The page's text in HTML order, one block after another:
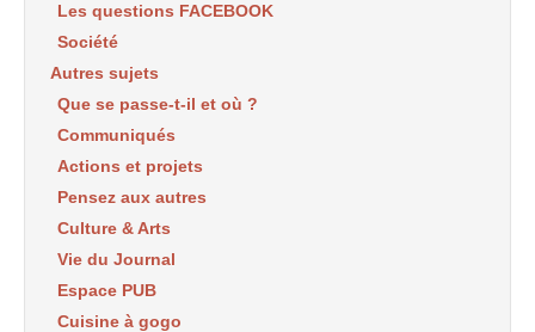
Les questions FACEBOOK
Société
Autres sujets
Que se passe-t-il et où ?
Communiqués
Actions et projets
Pensez aux autres
Culture & Arts
Vie du Journal
Espace PUB
Cuisine à gogo